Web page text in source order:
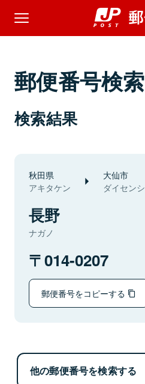
郵便番号検索
検索結果
秋田県
アキタケン
大仙市
ダイセンシ
長野
ナガノ
014-0207
郵便番号をコピーする
他の郵便番号を検索する